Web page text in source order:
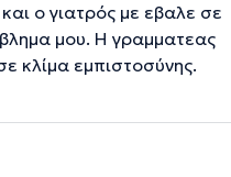
ο γιατρός με εβαλε σε
μου. Η γραμματεας
κλίμα εμπιστοσύνης.